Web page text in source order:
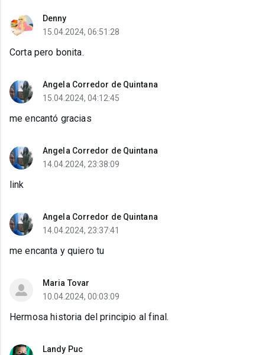
Denny
15.04.2024, 06:51:28
Corta pero bonita.
Angela Corredor de Quintana
15.04.2024, 04:12:45
me encantó gracias
Angela Corredor de Quintana
14.04.2024, 23:38:09
link
Angela Corredor de Quintana
14.04.2024, 23:37:41
me encanta y quiero tu
Maria Tovar
10.04.2024, 00:03:09
Hermosa historia del principio al final.
Landy Puc